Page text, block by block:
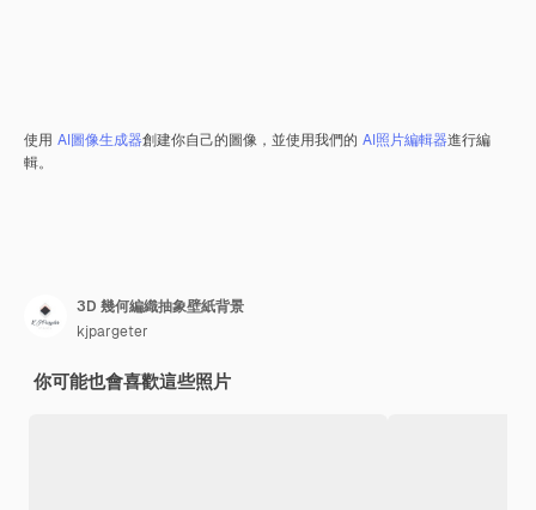
使用 AI圖像生成器創建你自己的圖像，並使用我們的 AI照片編輯器進行編
輯。
3D 幾何編織抽象壁紙背景
kjpargeter
你可能也會喜歡這些照片